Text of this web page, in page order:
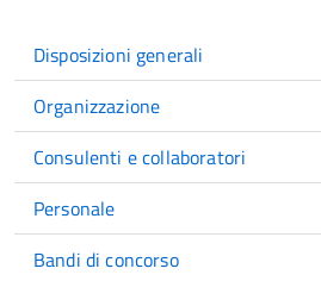
Disposizioni generali
Organizzazione
Consulenti e collaboratori
Personale
Bandi di concorso